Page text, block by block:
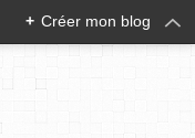
+ Créer mon blog